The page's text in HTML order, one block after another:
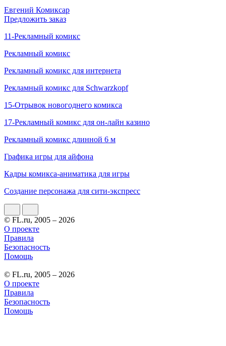
Евгений Комиксар
Предложить заказ
11-Рекламный комикс
Рекламный комикс
Рекламный комикс для интернета
Рекламный комикс для Schwarzkopf
15-Отрывок новогоднего комикса
17-Рекламный комикс для он-лайн казино
Рекламный комикс длинной 6 м
Графика игры для айфона
Кадры комикса-аниматика для игры
Создание персонажа для сити-экспресс
© FL.ru, 2005 – 2026
О проекте
Правила
Безопасность
Помощь
© FL.ru, 2005 – 2026
О проекте
Правила
Безопасность
Помощь